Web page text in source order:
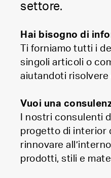
settore.
Hai bisogno di
Ti forniamo tutti i
singoli articoli o
aiutandoti risolvere
Vuoi una
I nostri consulenti
progetto di interior
rinnovare
prodotti, stili e